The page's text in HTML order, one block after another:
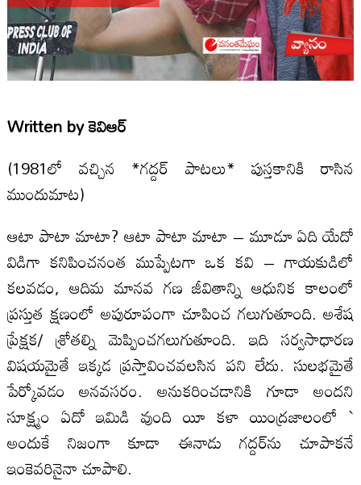
Written byకెవిఆర్
(1981లో వచ్చిన *గద్దర్‌ పాటలు* పుస్తకానికి రాసిన
ముందుమాట)
ఆటా పాటా మాటా? ఆటా పాటా మాటా – మూడూ ఏది యేదో
విడిగా కనిపించనంత ముప్పేటగా ఒక కవి – గాయకుడిలో
కలవడం, ఆదిమ మానవ గణ జీవితాన్ని ఆధునిక కాలంలో
ప్రస్తుత క్షణంలో అపురూపంగా చూపించ గలుగుతూంది. అశేష
ప్రేక్షక/ శ్రోతల్ని మెప్పించగలుగుతూంది. ఇది సర్వసాధారణ
విషయమైతే ఇక్కడ ప్రస్తావించవలసిన పని లేదు. సులభమైతే
పేర్కోవడం అనవసరం. అనుకరించడానికి గూడా అందని
సూక్ష్మం ఏదో ఇమిడి వుంది యీ కళా యింద్రజాలంలో `
అందుకే నిజంగా కూడా ఈనాడు గద్దర్‌ను చూపాకనే
ఇంకెవరినైనా చూపాలి.